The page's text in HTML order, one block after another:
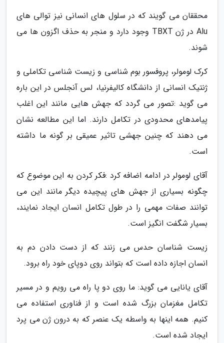
محققان می گویند که در سلول های انسانی نیز توالی های
Alu در ژن TBXT وجود دارد و منجر به حذف اگزون ها می
شوند.
کرک لومولر، پروفسور بوم شناسی و زیست شناسی تکاملی و
ژنتیک انسانی از دانشگاه کالیفرنیا، لس آنجلس در این باره
می گوید :تصور می گردد که جهش هایی مانند این اغلب
پیامدهای محدودی در تکامل دارند. اما این مطالعه نشان
می دهند که چنین جهشی تاثیر عمیقی بر گونه ما داشته
است.
آقای لومولر در ادامه اضافه کرد :فکر کردن به این موضوع که
چگونه بسیاری از جهش های پیچیده دیگر مانند این می
توانند صفات مهمی را در طول تکامل انسان ایجاد نمایند،
بسیار شگفت انگیز است.
زیست شناسان حدس می زنند که از دست دادن دم به
انسان اجازه داده است که بتواند روی دوپای خود راه برود.
آقای یانایی می گوید: ما روی دو پا راه می رویم و در مسیر
تکامل مغزمان بزرگ شده است و از فناوری استفاده می
کنیم. همه اینها به واسطه یک عنصر که به درون ژن می پرد
ایجاد شده است.